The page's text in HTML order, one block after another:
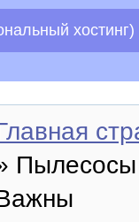
хостинг)